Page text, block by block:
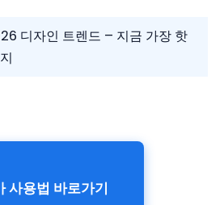
디자인 트렌드 – 지금 가장 핫
사용법 바로가기